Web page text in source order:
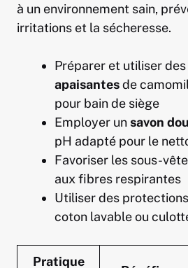
à un environnement sain,
irritations et la sécheresse.
Préparer et utiliser des
apaisantesde
pour bain de siège
Employer unsavon
pH adapté pour le
Favoriser les sous-
aux fibres respirantes
Utiliser des
coton lavable ou
Pratique